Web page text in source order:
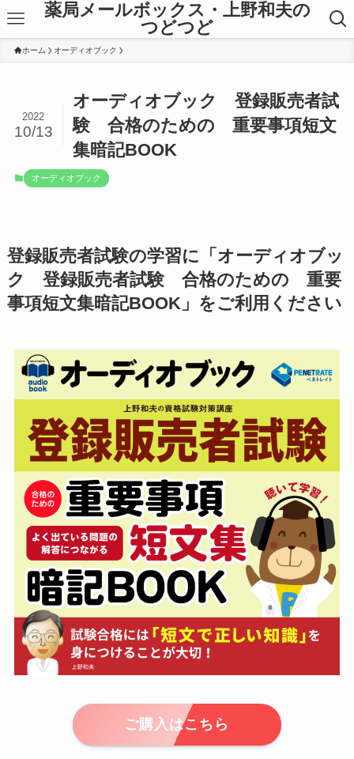
薬局メールボックス・上野和夫の
つどつど
ホーム オーディオブック
オーディオブック 登録販売者試
験 合格のための 重要事項短文
集暗記BOOK
2022
10/13
オーディオブック
登録販売者試験の学習に「オーディオブッ
ク 登録販売者試験 合格のための 重要
事項短文集暗記BOOK」をご利用ください
ご購入はこちら